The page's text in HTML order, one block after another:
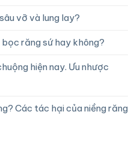
vỡ và lung lay?
bọc răng sứ hay không?
hiện nay. Ưu nhược
Các tác hại của niềng răng